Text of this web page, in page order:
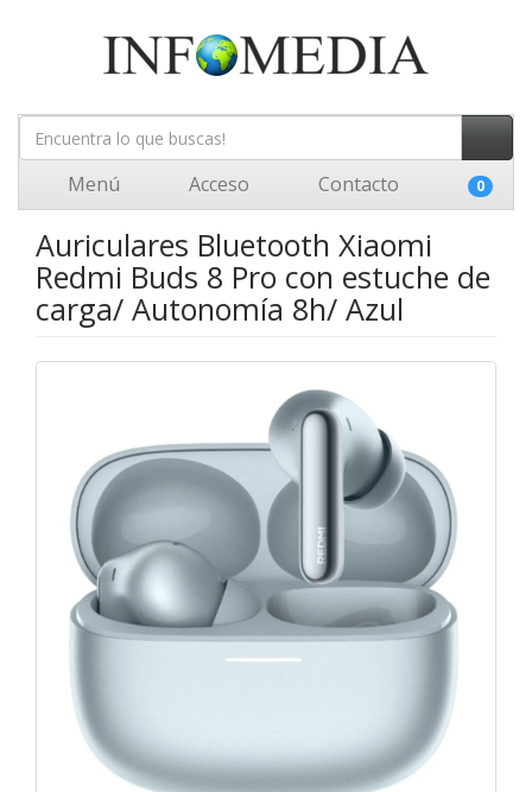
Menú Acceso Contacto 0
Auriculares Bluetooth Xiaomi
Redmi Buds 8 Pro con estuche de
carga/ Autonomía 8h/ Azul